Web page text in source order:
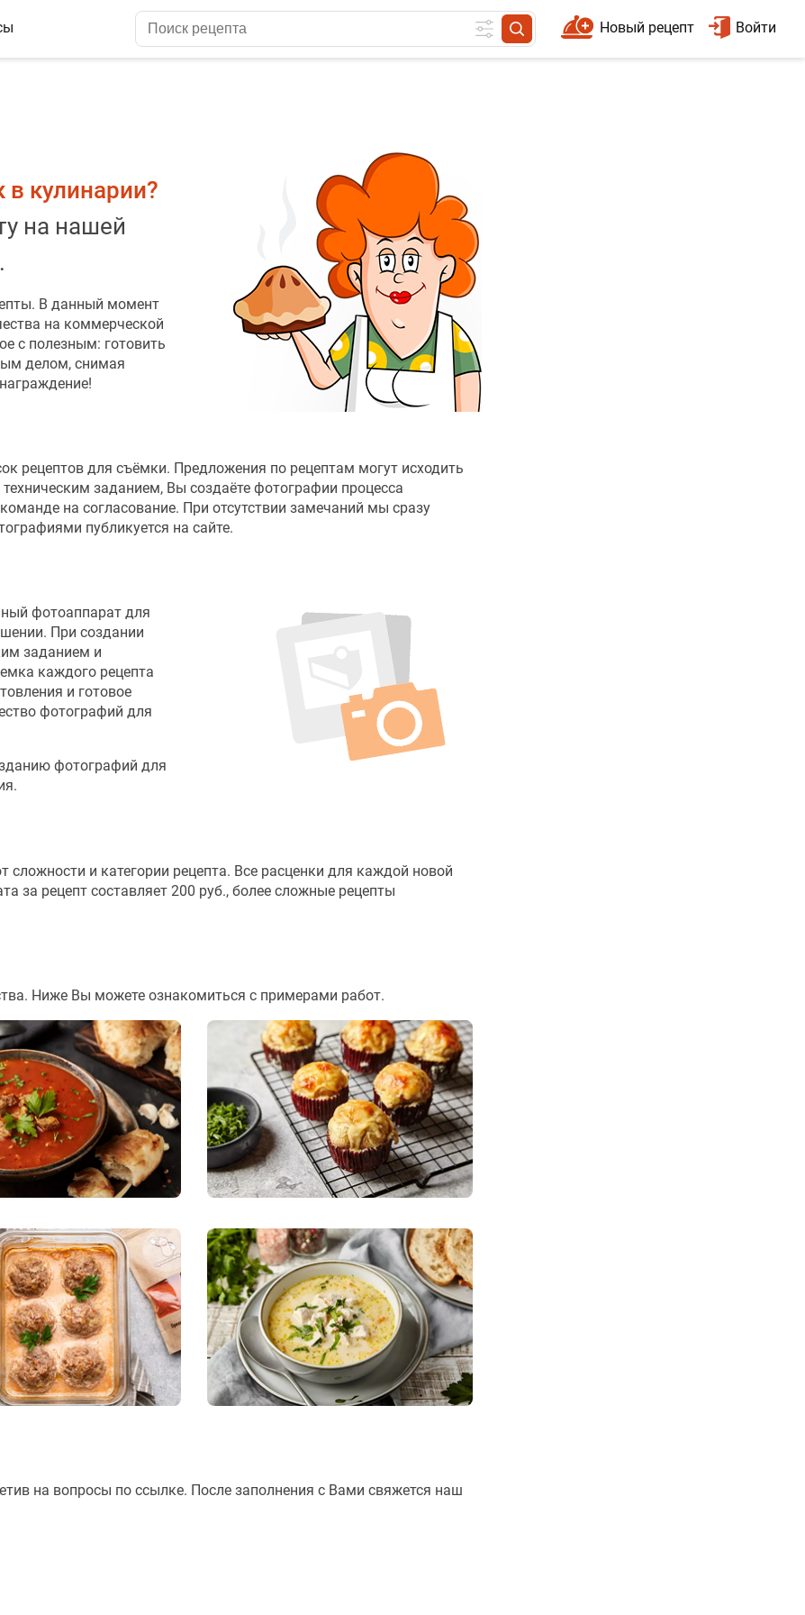
Войти
Новый рецепт
в кулинарии?
на нашей
В данный момент
на коммерческой
с полезным: готовить
делом, снимая
рецептов для съёмки. Предложения по рецептам могут исходить
заданием, Вы создаёте фотографии процесса
на согласование. При отсутствии замечаний мы сразу
публикуется на сайте.
фотоаппарат для
При создании
заданием и
каждого рецепта
и готовое
фотографий для
фотографий для
и категории рецепта. Все расценки для каждой новой
за рецепт составляет 200 руб., более сложные рецепты
Ниже Вы можете ознакомиться с примерами работ.
на вопросы по ссылке. После заполнения с Вами свяжется наш